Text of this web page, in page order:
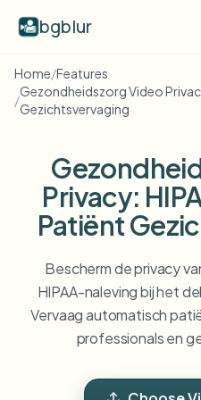
bgblur
Videoachtergrond
Voorbeelden
Alle voorbeelden
Blader door de volledige
Gezicht vervagen
Kenteken vervagen
Functies
View all features
Browse every blur tool in one
Zakelijk
Scholen & onderwijs
Home/Features
/
Gezondheidszorg Video
Gezichtsvervaging
Privacy:
Patiënt
Bescherm de privacy
HIPAA-naleving bij het
Vervaag automatisch
professionals en